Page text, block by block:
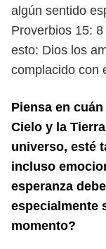
algún sentido
Proverbios 15:
esto: Dios los
complacido con
Piensa en
Cielo y la
universo, esté
incluso
esperanza
especialmente
momento?